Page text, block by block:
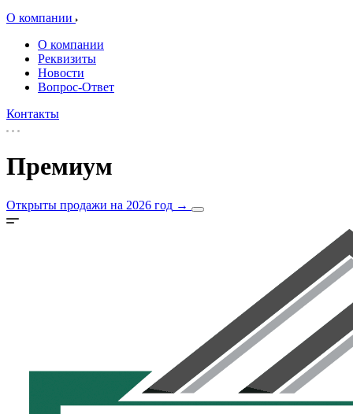
О компании
О компании
Реквизиты
Новости
Вопрос-Ответ
Контакты
Премиум
Открыты продажи на 2026 год →